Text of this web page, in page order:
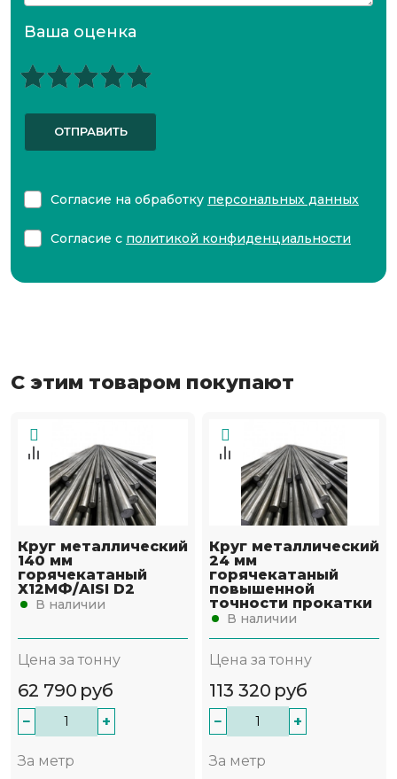
Ваша оценка
ОТПРАВИТЬ
Согласие на обработку персональных данных
Согласие с политикой конфиденциальности
С этим товаром покупают
Круг металлический
140 мм
горячекатаный
Х12МФ/AISI D2
В наличии
Цена за тонну
62 790 руб
− +
За метр
Круг металлический
24 мм
горячекатаный
повышенной
точности прокатки
В наличии
Цена за тонну
113 320 руб
− +
За метр